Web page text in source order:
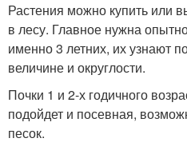
Растения можно купить или
в лесу. Главное нужна
именно 3 летних, их узнают
величине и округлости.
Почки 1 и 2-х годичного
подойдет и посевная,
песок.